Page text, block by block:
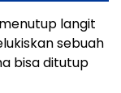
langit
sebuah
bisa ditutup